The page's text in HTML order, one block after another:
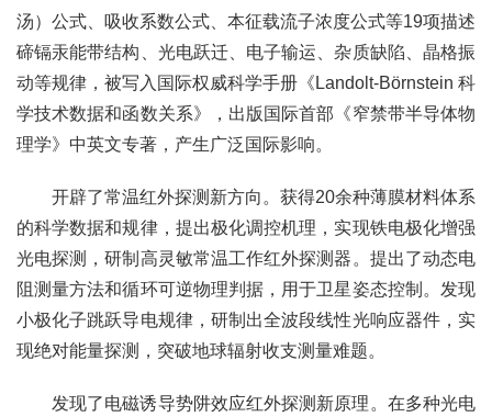
汤）公式、吸收系数公式、本征载流子浓度公式等19项描述
碲镉汞能带结构、光电跃迁、电子输运、杂质缺陷、晶格振
动等规律，被写入国际权威科学手册《Landolt-Börnstein 科
学技术数据和函数关系》，出版国际首部《窄禁带半导体物
理学》中英文专著，产生广泛国际影响。
开辟了常温红外探测新方向。获得20余种薄膜材料体系
的科学数据和规律，提出极化调控机理，实现铁电极化增强
光电探测，研制高灵敏常温工作红外探测器。提出了动态电
阻测量方法和循环可逆物理判据，用于卫星姿态控制。发现
小极化子跳跃导电规律，研制出全波段线性光响应器件，实
现绝对能量探测，突破地球辐射收支测量难题。
发现了电磁诱导势阱效应红外探测新原理。在多种光电